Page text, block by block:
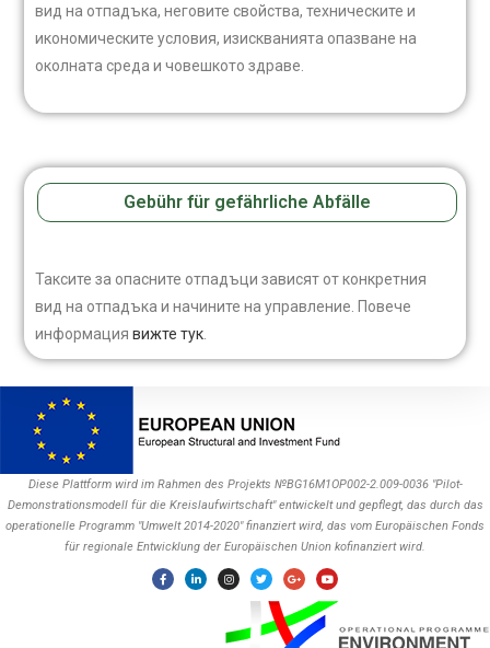
вид на отпадъка, неговите свойства, техническите и
икономическите условия, изискванията опазване на
околната среда и човешкото здраве.
Gebühr für gefährliche Abfälle
Таксите за опасните отпадъци зависят от конкретния
вид на отпадъка и начините на управление. Повече
информациявижте тук
Diese Plattform wird im Rahmen des Projekts №BG16M1OP002-2.009-0036 "Pilot-
Demonstrationsmodell für die Kreislaufwirtschaft" entwickelt und gepflegt, das durch das
operationelle Programm "Umwelt 2014-2020" finanziert wird, das vom Europäischen Fonds
für regionale Entwicklung der Europäischen Union kofinanziert wird.